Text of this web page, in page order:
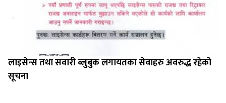
लाइसेन्स तथा सवारी ब्लुबुक लगायतका सेवाहरु अवरुद्ध रहेको
सूचना